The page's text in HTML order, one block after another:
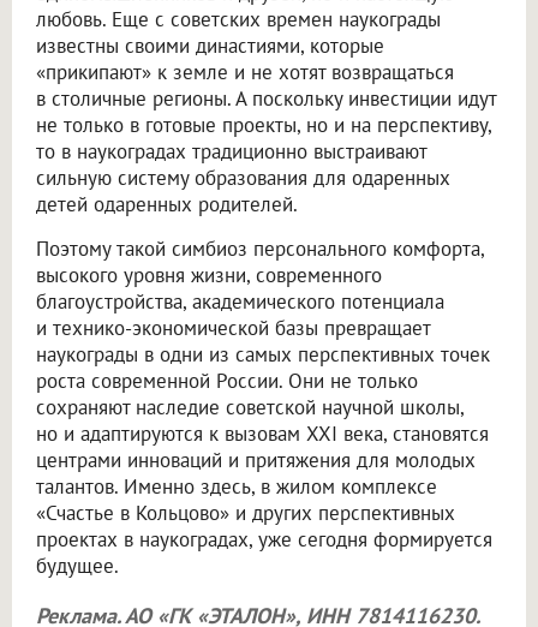
любовь. Еще с советских времен наукограды
известны своими династиями, которые
«прикипают» к земле и не хотят возвращаться
в столичные регионы. А поскольку инвестиции идут
не только в готовые проекты, но и на перспективу,
то в наукоградах традиционно выстраивают
сильную систему образования для одаренных
детей одаренных родителей.
Поэтому такой симбиоз персонального комфорта,
высокого уровня жизни, современного
благоустройства, академического потенциала
и технико-экономической базы превращает
наукограды в одни из самых перспективных точек
роста современной России. Они не только
сохраняют наследие советской научной школы,
но и адаптируются к вызовам XXI века, становятся
центрами инноваций и притяжения для молодых
талантов. Именно здесь, в жилом комплексе
«Счастье в Кольцово» и других перспективных
проектах в наукоградах, уже сегодня формируется
будущее.
Реклама. АО «ГК «ЭТАЛОН», ИНН 7814116230.